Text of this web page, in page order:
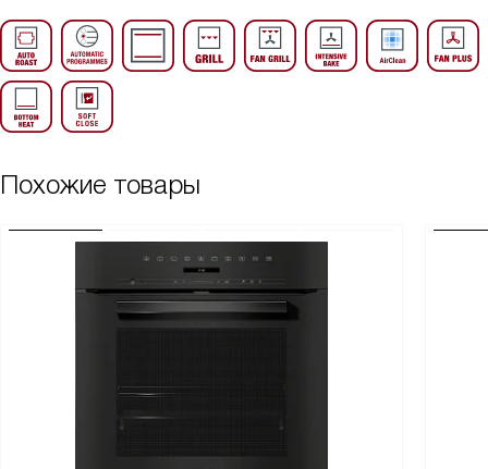
Похожие товары